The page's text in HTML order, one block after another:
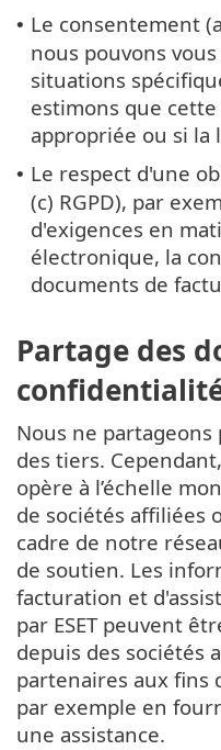
• Le consentement
nous pouvons
situations
estimons que
appropriée ou si la
• Le respect d'une
(c) RGPD), par
d'exigences en
électronique, la
documents de
Partage des
Nous ne partageons
des tiers.
opère à l’échelle
de sociétés affiliées
cadre de notre
de soutien. Les
facturation et
par ESET peuvent
depuis des sociétés
partenaires aux fins
par exemple en
une assistance.